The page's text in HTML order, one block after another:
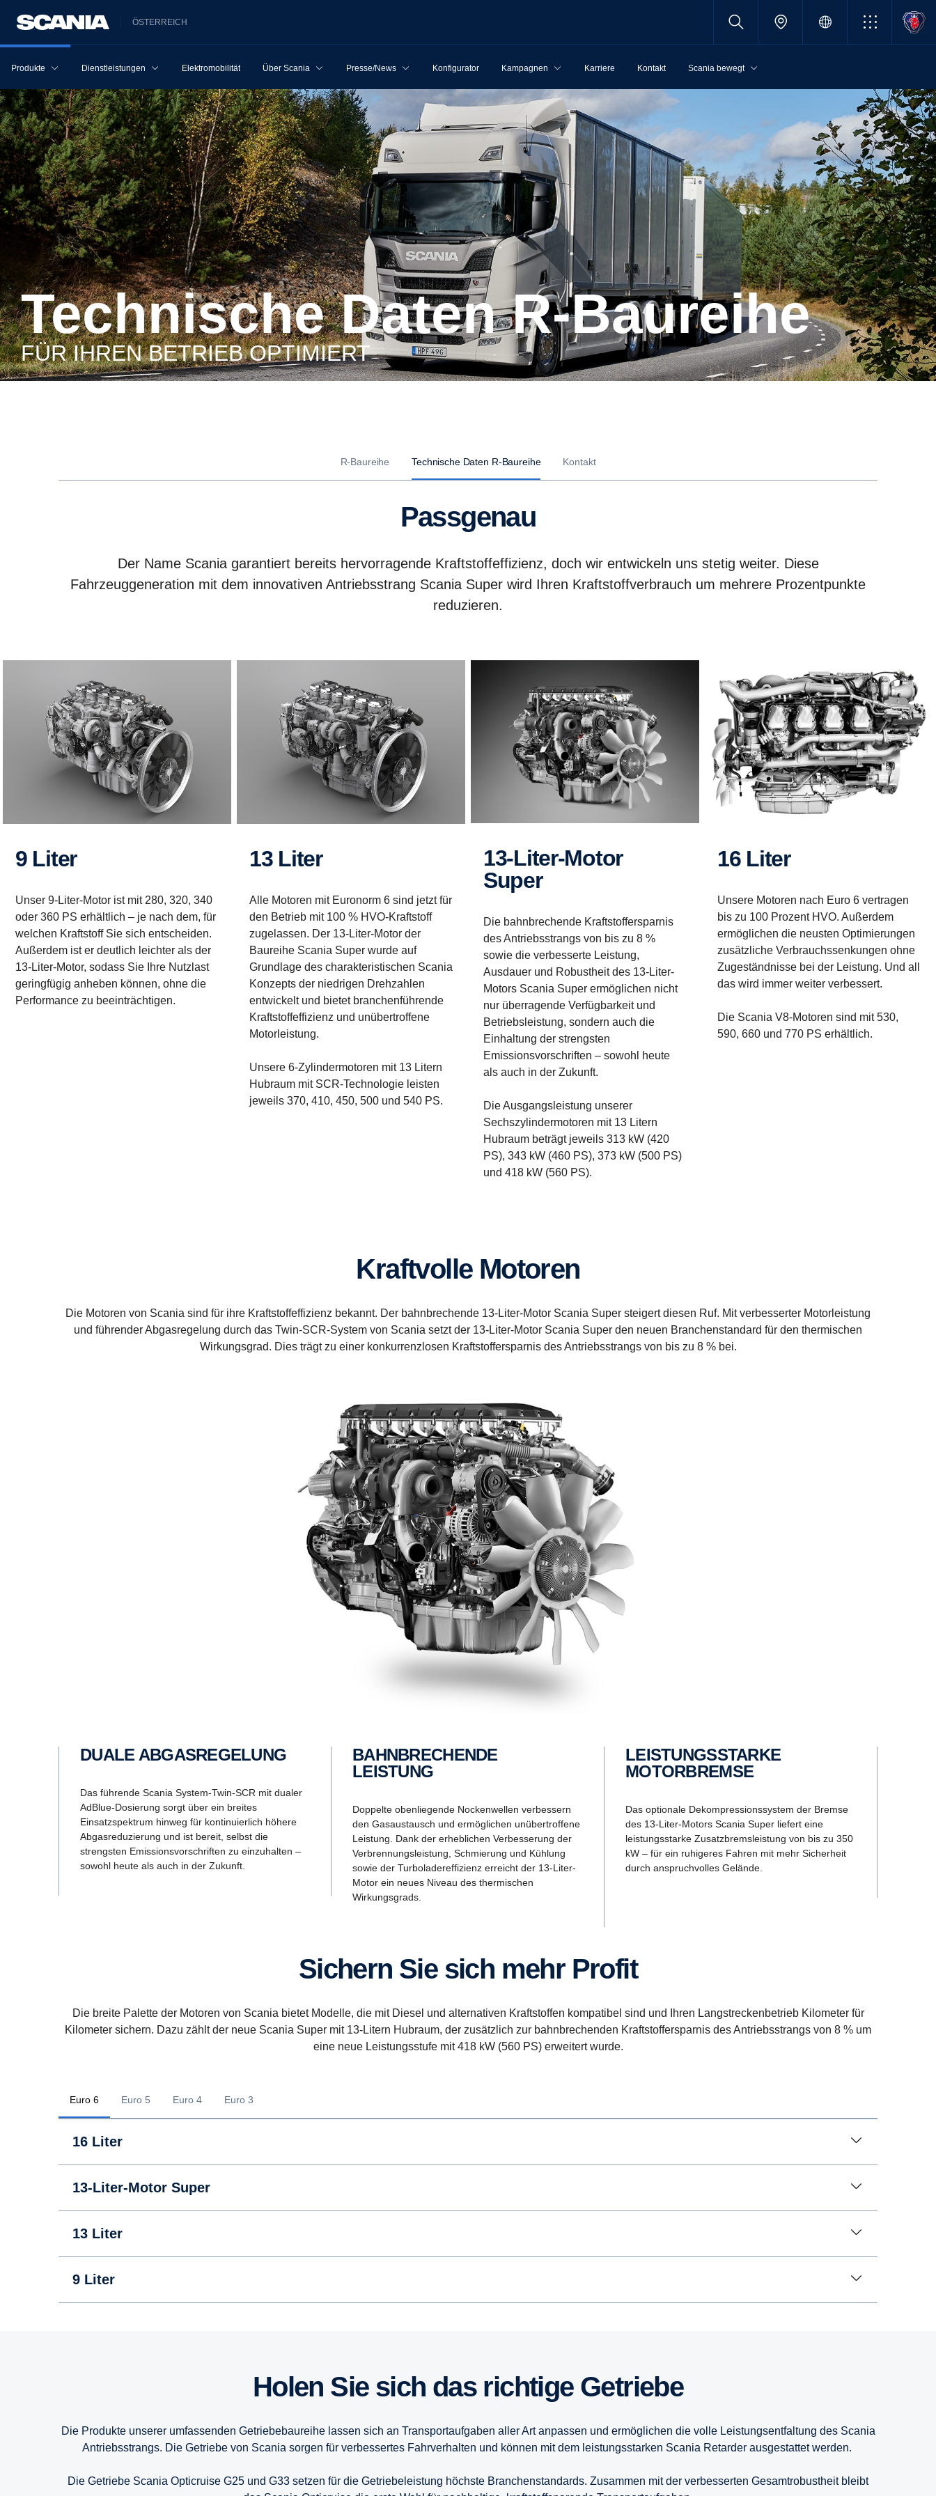
ÖSTERREICH
Produkte Dienstleistungen Elektromobilität Über Scania Presse/News Konfigurator Kampagnen Karriere Kontakt Scania bewegt
Technische Daten R-Baureihe
FÜR IHREN BETRIEB OPTIMIERT
R-Baureihe Technische Daten R-Baureihe Kontakt
Passgenau
Der Name Scania garantiert bereits hervorragende Kraftstoffeffizienz, doch wir entwickeln uns stetig weiter. Diese
Fahrzeuggeneration mit dem innovativen Antriebsstrang Scania Super wird Ihren Kraftstoffverbrauch um mehrere Prozentpunkte
reduzieren.
9 Liter
Unser 9-Liter-Motor ist mit 280, 320, 340
oder 360 PS erhältlich – je nach dem, für
welchen Kraftstoff Sie sich entscheiden.
Außerdem ist er deutlich leichter als der
13-Liter-Motor, sodass Sie Ihre Nutzlast
geringfügig anheben können, ohne die
Performance zu beeinträchtigen.
13 Liter
Alle Motoren mit Euronorm 6 sind jetzt für
den Betrieb mit 100 % HVO-Kraftstoff
zugelassen. Der 13-Liter-Motor der
Baureihe Scania Super wurde auf
Grundlage des charakteristischen Scania
Konzepts der niedrigen Drehzahlen
entwickelt und bietet branchenführende
Kraftstoffeffizienz und unübertroffene
Motorleistung.
Unsere 6-Zylindermotoren mit 13 Litern
Hubraum mit SCR-Technologie leisten
jeweils 370, 410, 450, 500 und 540 PS.
13-Liter-Motor
Super
Die bahnbrechende Kraftstoffersparnis
des Antriebsstrangs von bis zu 8 %
sowie die verbesserte Leistung,
Ausdauer und Robustheit des 13-Liter-
Motors Scania Super ermöglichen nicht
nur überragende Verfügbarkeit und
Betriebsleistung, sondern auch die
Einhaltung der strengsten
Emissionsvorschriften – sowohl heute
als auch in der Zukunft.
Die Ausgangsleistung unserer
Sechszylindermotoren mit 13 Litern
Hubraum beträgt jeweils 313 kW (420
PS), 343 kW (460 PS), 373 kW (500 PS)
und 418 kW (560 PS).
16 Liter
Unsere Motoren nach Euro 6 vertragen
bis zu 100 Prozent HVO. Außerdem
ermöglichen die neusten Optimierungen
zusätzliche Verbrauchssenkungen ohne
Zugeständnisse bei der Leistung. Und all
das wird immer weiter verbessert.
Die Scania V8-Motoren sind mit 530,
590, 660 und 770 PS erhältlich.
Kraftvolle Motoren
Die Motoren von Scania sind für ihre Kraftstoffeffizienz bekannt. Der bahnbrechende 13-Liter-Motor Scania Super steigert diesen Ruf. Mit verbesserter Motorleistung
und führender Abgasregelung durch das Twin-SCR-System von Scania setzt der 13-Liter-Motor Scania Super den neuen Branchenstandard für den thermischen
Wirkungsgrad. Dies trägt zu einer konkurrenzlosen Kraftstoffersparnis des Antriebsstrangs von bis zu 8 % bei.
DUALE ABGASREGELUNG
Das führende Scania System-Twin-SCR mit dualer
AdBlue-Dosierung sorgt über ein breites
Einsatzspektrum hinweg für kontinuierlich höhere
Abgasreduzierung und ist bereit, selbst die
strengsten Emissionsvorschriften zu einzuhalten –
sowohl heute als auch in der Zukunft.
BAHNBRECHENDE
LEISTUNG
Doppelte obenliegende Nockenwellen verbessern
den Gasaustausch und ermöglichen unübertroffene
Leistung. Dank der erheblichen Verbesserung der
Verbrennungsleistung, Schmierung und Kühlung
sowie der Turboladereffizienz erreicht der 13-Liter-
Motor ein neues Niveau des thermischen
Wirkungsgrads.
LEISTUNGSSTARKE
MOTORBREMSE
Das optionale Dekompressionssystem der Bremse
des 13-Liter-Motors Scania Super liefert eine
leistungsstarke Zusatzbremsleistung von bis zu 350
kW – für ein ruhigeres Fahren mit mehr Sicherheit
durch anspruchvolles Gelände.
Sichern Sie sich mehr Profit
Die breite Palette der Motoren von Scania bietet Modelle, die mit Diesel und alternativen Kraftstoffen kompatibel sind und Ihren Langstreckenbetrieb Kilometer für
Kilometer sichern. Dazu zählt der neue Scania Super mit 13-Litern Hubraum, der zusätzlich zur bahnbrechenden Kraftstoffersparnis des Antriebsstrangs von 8 % um
eine neue Leistungsstufe mit 418 kW (560 PS) erweitert wurde.
Euro 6 Euro 5 Euro 4 Euro 3
16 Liter
13-Liter-Motor Super
13 Liter
9 Liter
9 Liter
9 Liter
9 Liter
Holen Sie sich das richtige Getriebe
Die Produkte unserer umfassenden Getriebebaureihe lassen sich an Transportaufgaben aller Art anpassen und ermöglichen die volle Leistungsentfaltung des Scania
Antriebsstrangs. Die Getriebe von Scania sorgen für verbessertes Fahrverhalten und können mit dem leistungsstarken Scania Retarder ausgestattet werden.
Die Getriebe Scania Opticruise G25 und G33 setzen für die Getriebeleistung höchste Branchenstandards. Zusammen mit der verbesserten Gesamtrobustheit bleibt